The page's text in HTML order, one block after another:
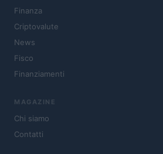
Finanza
Criptovalute
News
Fisco
Finanziamenti
MAGAZINE
Chi siamo
Contatti